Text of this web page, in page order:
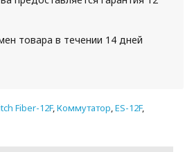
товара в течении 14 дней
Fiber-12F,Коммутатор,ES-12F,